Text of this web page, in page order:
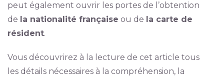
peut également ouvrir les portes de l’obtention
de la nationalité française ou de la carte de
résident.
Vous découvrirez à la lecture de cet article tous
les détails nécessaires à la compréhension, la